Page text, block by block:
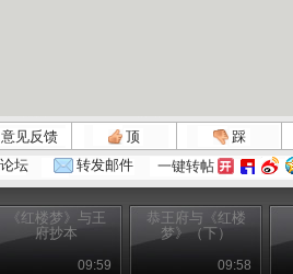
见反馈 顶 踩
坛 转发邮件 一键转帖
《红楼梦》与王
府抄本
09:59
恭王府与《红楼
梦》（下）
09:58